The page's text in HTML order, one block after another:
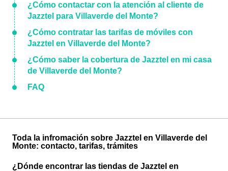
¿Cómo contactar con la atención al cliente de
Jazztel para Villaverde del Monte?
¿Cómo contratar las tarifas de móviles con
Jazztel en Villaverde del Monte?
¿Cómo saber la cobertura de Jazztel en mi casa
de Villaverde del Monte?
FAQ
Toda la infromación sobre Jazztel en Villaverde del
Monte: contacto, tarifas, trámites
¿Dónde encontrar las tiendas de Jazztel en